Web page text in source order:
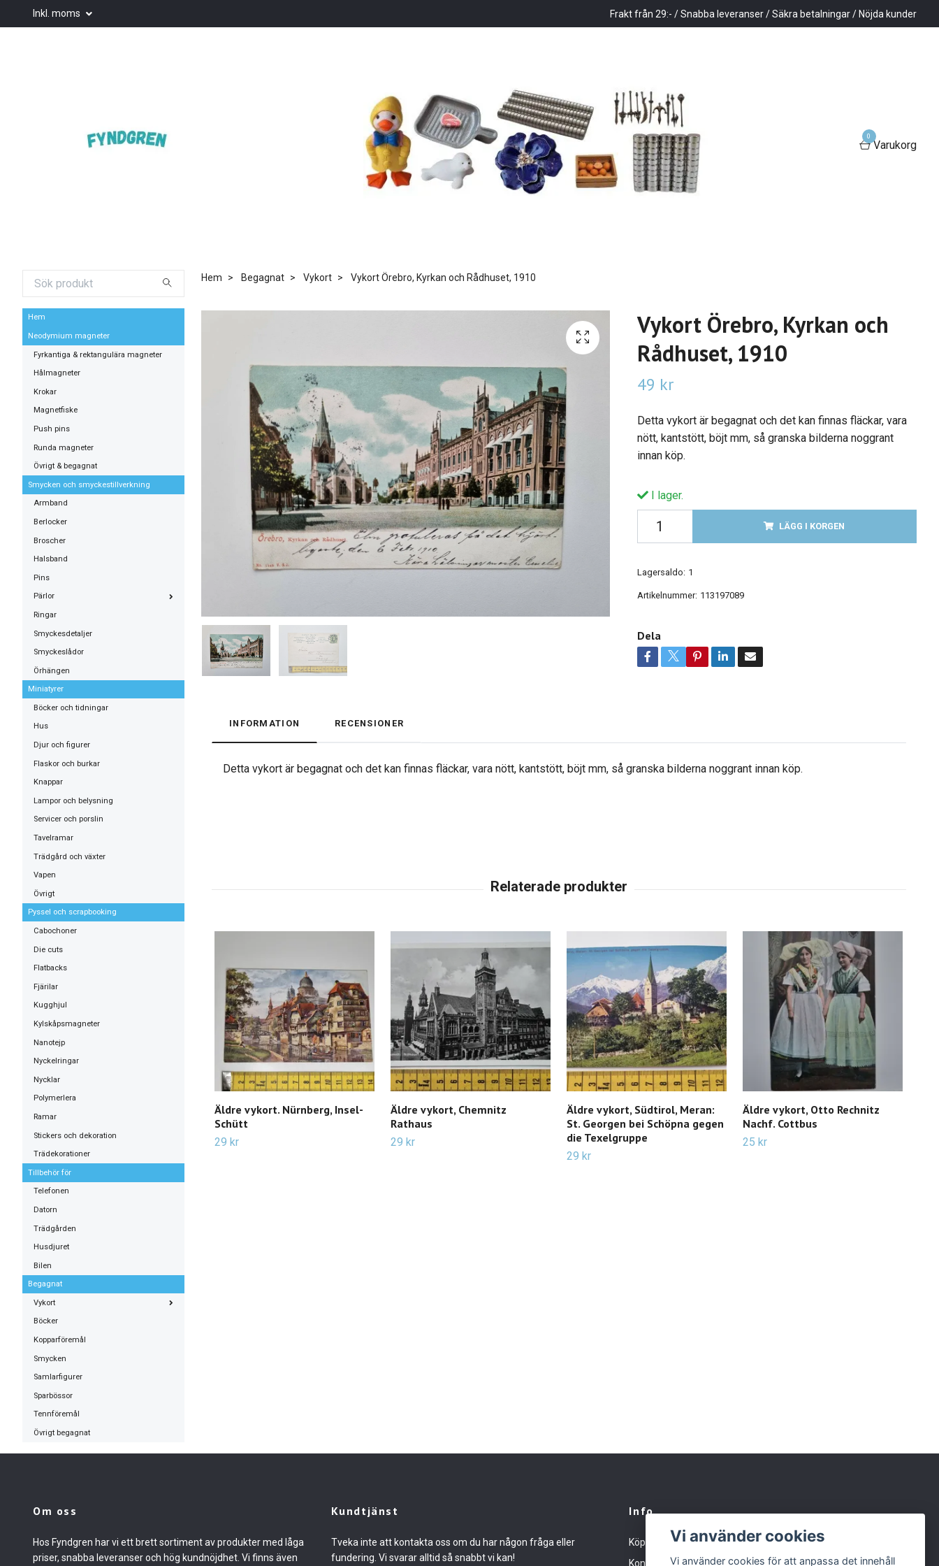
Inkl. moms Frakt från 29:- / Snabba leveranser / Säkra betalningar / Nöjda kunder
0
Varukorg
Hem
Neodymium magneter
Fyrkantiga & rektangulära magneter
Hålmagneter
Krokar
Magnetfiske
Push pins
Runda magneter
Övrigt & begagnat
Smycken och smyckestillverkning
Armband
Berlocker
Broscher
Halsband
Pins
Pärlor
Ringar
Smyckesdetaljer
Smyckeslådor
Örhängen
Miniatyrer
Böcker och tidningar
Hus
Djur och figurer
Flaskor och burkar
Knappar
Lampor och belysning
Servicer och porslin
Tavelramar
Trädgård och växter
Vapen
Övrigt
Pyssel och scrapbooking
Cabochoner
Die cuts
Flatbacks
Fjärilar
Kugghjul
Kylskåpsmagneter
Nanotejp
Nyckelringar
Nycklar
Polymerlera
Ramar
Stickers och dekoration
Trädekorationer
Tillbehör för
Telefonen
Datorn
Trädgården
Husdjuret
Bilen
Begagnat
Vykort
Böcker
Kopparföremål
Smycken
Samlarfigurer
Sparbössor
Tennföremål
Övrigt begagnat
Hem Begagnat Vykort Vykort Örebro, Kyrkan och Rådhuset, 1910
Vykort Örebro, Kyrkan och
Rådhuset, 1910
49 kr
Detta vykort är begagnat och det kan finnas fläckar, vara
nött, kantstött, böjt mm, så granska bilderna noggrant
innan köp.
I lager.
LÄGG I KORGEN
Lagersaldo: 1
Artikelnummer: 113197089
Dela
INFORMATION RECENSIONER
Detta vykort är begagnat och det kan finnas fläckar, vara nött, kantstött, böjt mm, så granska bilderna noggrant innan köp.
Äldre vykort. Nürnberg, Insel-
Schütt
29 kr
Äldre vykort, Chemnitz
Rathaus
29 kr
Äldre vykort, Südtirol, Meran:
St. Georgen bei Schöpna gegen
die Texelgruppe
29 kr
Äldre vykort, Otto Rechnitz
Nachf. Cottbus
25 kr
Om oss
Hos Fyndgren har vi ett brett sortiment av produkter med låga
priser, snabba leveranser och hög kundnöjdhet. Vi finns även
Kundtjänst
Tveka inte att kontakta oss om du har någon fråga eller
fundering. Vi svarar alltid så snabbt vi kan!
Info
Köpvillkor
Kontakt
Vi använder cookies
Vi använder cookies för att anpassa det innehåll